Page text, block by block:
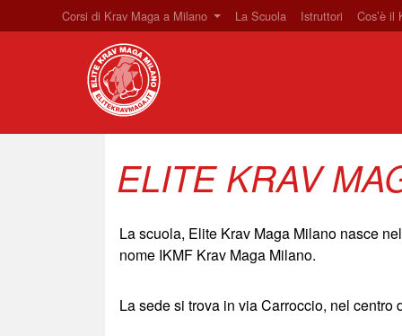
Corsi di Krav Maga a Milano La Scuola Istruttori Cos’è il
ELITE KRAV
La scuola, Elite Krav Maga Milano nasce
nome IKMF Krav Maga Milano.
La sede si trova in via Carroccio, nel centro